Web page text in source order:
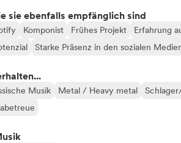
sie ebenfalls empfänglich sind
Komponist Frühes Projekt
Erfahrung
Starke Präsenz in den sozialen
Musik Metal / Heavy metal